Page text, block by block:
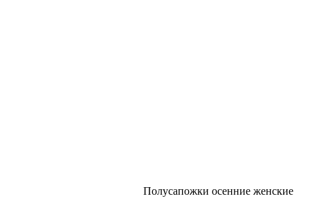
Полусапожки осенние женские